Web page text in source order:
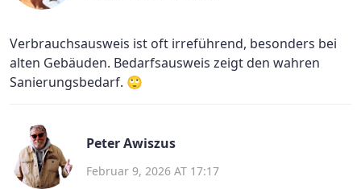
Verbrauchsausweis ist oft irreführend, besonders bei
alten Gebäuden. Bedarfsausweis zeigt den wahren
Sanierungsbedarf. 🙄
Peter Awiszus
Februar 9, 2026 AT 17:17